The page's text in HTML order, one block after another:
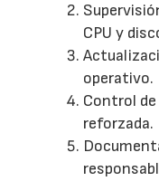
CPU y
operativo.
Control
reforzada.